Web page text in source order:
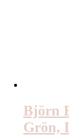
Björn
Grön,